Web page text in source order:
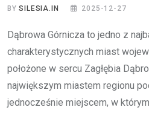
BYSILESIA.IN 2025-12-27
Dąbrowa Górnicza to jedno z
charakterystycznych miast
położone w sercu Zagłębia
największym miastem regionu
jednocześnie miejscem, w